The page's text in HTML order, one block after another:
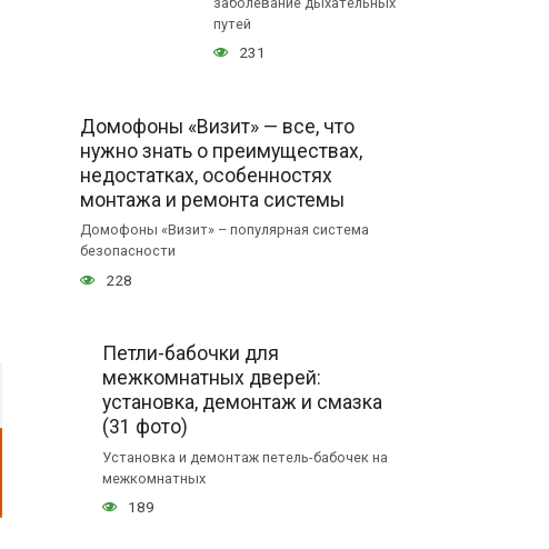
путей
231
Домофоны «Визит» — все, что
нужно знать о преимуществах,
недостатках, особенностях
монтажа и ремонта системы
Домофоны «Визит» – популярная система
безопасности
228
Петли-бабочки для
межкомнатных дверей:
установка, демонтаж и смазка
(31 фото)
Установка и демонтаж петель-бабочек на
межкомнатных
189